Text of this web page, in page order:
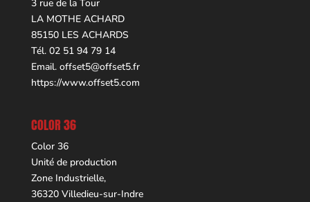
3 rue de la Tour
LA MOTHE ACHARD
85150 LES ACHARDS
Tél. 02 51 94 79 14
Email. offset5@offset5.fr
https://www.offset5.com
COLOR 36
Color 36
Unité de production
Zone Industrielle,
36320 Villedieu-sur-Indre